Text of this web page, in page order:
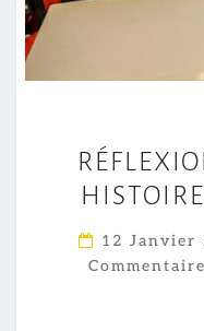
12 Janvier
Commentaire